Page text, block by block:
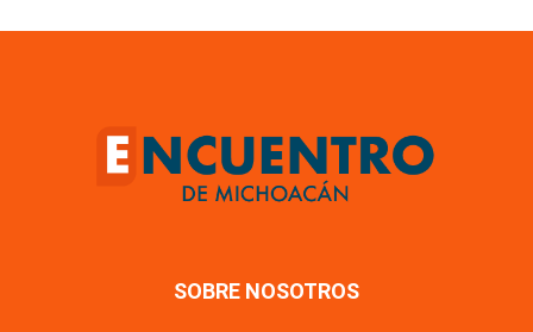
SOBRE NOSOTROS